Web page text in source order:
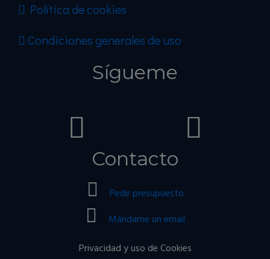
Política de cookies
Condiciones generales de uso
Sígueme
Contacto
Pedir presupuesto
Mándame un email
Privacidad y uso de Cookies